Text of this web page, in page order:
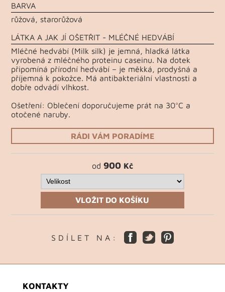
BARVA
růžová, starorůžová
LÁTKA A JAK JÍ OŠETŘIT - MLÉČNÉ HEDVÁBÍ
Mléčné hedvábí (Milk silk) je jemná, hladká látka
vyrobená z mléčného proteinu caseinu. Na dotek
připomíná přírodní hedvábí – je měkká, prodyšná a
příjemná k pokožce. Má antibakteriální vlastnosti a
dobře odvádí vlhkost.
Ošetření: Oblečení doporučujeme prát na 30°C a
otočené naruby.
RÁDI VÁM PORADÍME
od 900 Kč
VLOŽIT DO KOŠÍKU
S D Í L E T N A :
KONTAKTY